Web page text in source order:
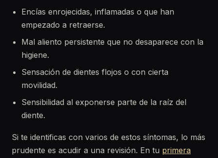
Encías enrojecidas, inflamadas o que han
empezado a retraerse.
Mal aliento persistente que no desaparece con la
higiene.
Sensación de dientes flojos o con cierta
movilidad.
Sensibilidad al exponerse parte de la raíz del
diente.
Si te identificas con varios de estos síntomas, lo más
prudente es acudir a una revisión. En tu primera